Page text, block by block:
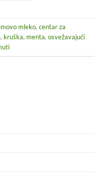
mleko, centar za
, kruška, menta, osvežavajući